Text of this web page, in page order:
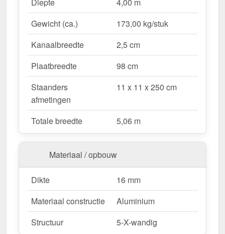
RAL 9001?
Duurzaam & stabiel
– Hoogwaardige Aluminium
constructie voor maximale weersbestendigheid.
Effectieve bescherming tegen weersinvloeden
– Bestendige Polycarbonaat dakbedekking
beschermt tegen regen & UV-straling.
Robuust voor alle weersomstandigheden
Beschikbaar voor sneeuwzone 2 (0,85 kN/m²),
ideaal voor verschillende klimatologische
omstandigheden.
Optimale lichttransmissie– Heldere &
vriendelijke sfeer met ongeveer 70 %
lichttransmissie.
Geïntegreerde dakgoot– Waterafvoer via de
verborgen goot, esthetisch & functioneel.
Ruimtebesparend design– Met slechts 2
berichten blijft uw terras open & ruimtelijk.
Aangepaste look
– Verkrijgbaar met Halfrond
Diepte
4,00 m
Gewicht (ca.)
173,00 kg/stuk
Kanaalbreedte
2,5 cm
Plaatbreedte
98 cm
Staanders
afmetingen
11 x 11 x 250 cm
Totale breedte 5,06 m
Materiaal / opbouw
Dikte
16 mm
Materiaal constructie
Aluminium
Structuur
5-X-wandig